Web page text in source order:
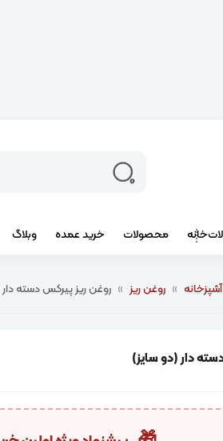
خانه محصولات خرید عمده وبلاگ
» روغن ریز » روغن ریز پیرکس دسته
دار (دو سایز)